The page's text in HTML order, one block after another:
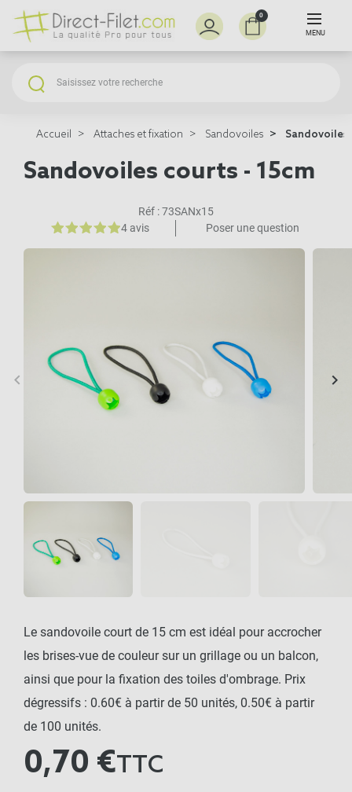
0
MENU
Accueil Attaches et fixation Sandovoiles Sandovoiles
Sandovoiles courts - 15cm
Réf :73SANx15
4 avis
Poser une question
Précédent
keyboard_arrow_left keyboard_arrow_right
Le sandovoile court de 15 cm est idéal pour accrocher
les brises-vue de couleur sur un grillage ou un balcon,
ainsi que pour la fixation des toiles d'ombrage. Prix
dégressifs : 0.60€ à partir de 50 unités, 0.50€ à partir
de 100 unités.
0,70 €TTC